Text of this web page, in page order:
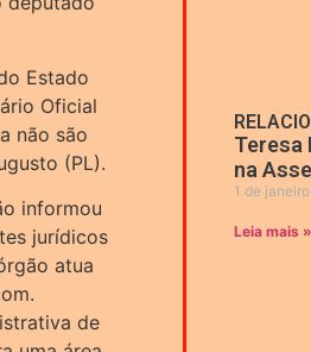
Estado
Oficial
não são
(PL).
informou
jurídicos
atua
de
Teresa
na
1 de
Leia mais »